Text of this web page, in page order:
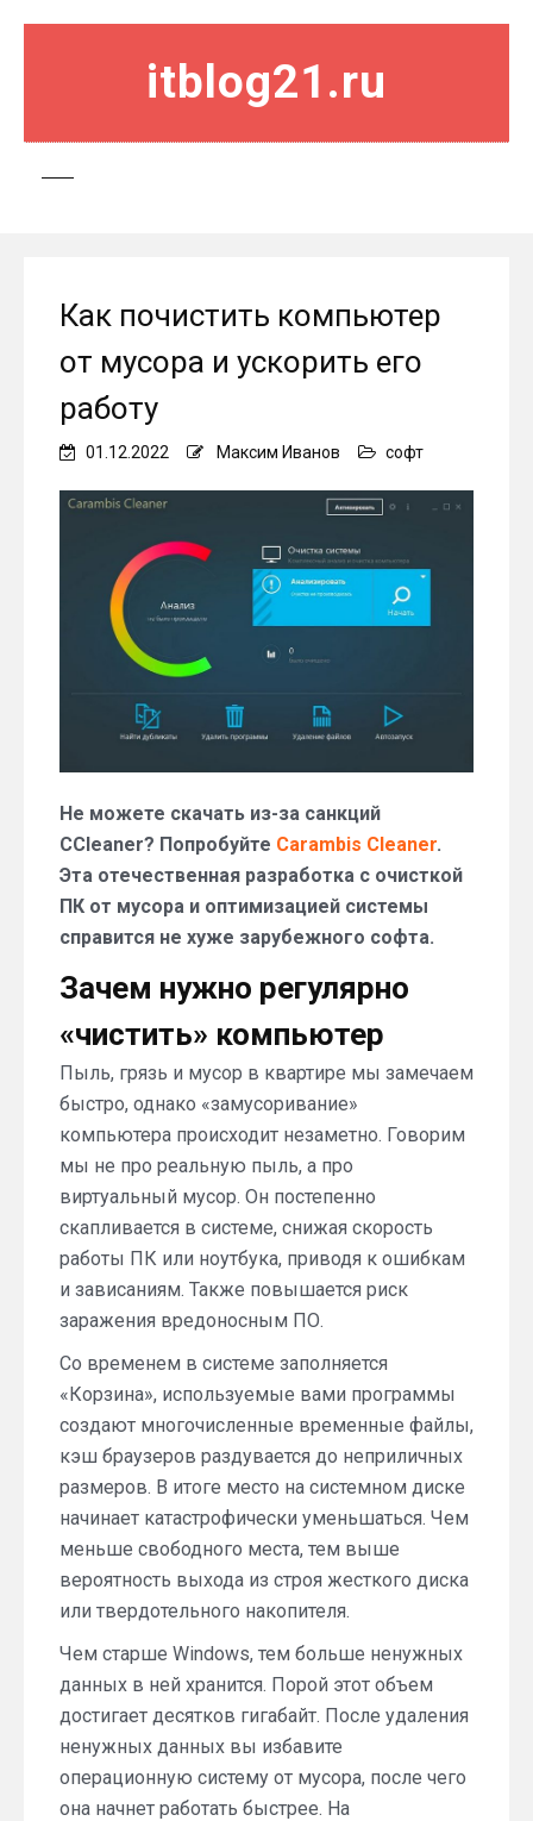
itblog21.ru
Как почистить компьютер
от мусора и ускорить его
работу
01.12.2022 Максим Иванов софт
Не можете скачать из-за санкций
CCleaner? Попробуйте Carambis Cleaner.
Эта отечественная разработка с очисткой
ПК от мусора и оптимизацией системы
справится не хуже зарубежного софта.
Зачем нужно регулярно
«чистить» компьютер
Пыль, грязь и мусор в квартире мы замечаем
быстро, однако «замусоривание»
компьютера происходит незаметно. Говорим
мы не про реальную пыль, а про
виртуальный мусор. Он постепенно
скапливается в системе, снижая скорость
работы ПК или ноутбука, приводя к ошибкам
и зависаниям. Также повышается риск
заражения вредоносным ПО.
Со временем в системе заполняется
«Корзина», используемые вами программы
создают многочисленные временные файлы,
кэш браузеров раздувается до неприличных
размеров. В итоге место на системном диске
начинает катастрофически уменьшаться. Чем
меньше свободного места, тем выше
вероятность выхода из строя жесткого диска
или твердотельного накопителя.
Чем старше Windows, тем больше ненужных
данных в ней хранится. Порой этот объем
достигает десятков гигабайт. После удаления
ненужных данных вы избавите
операционную систему от мусора, после чего
она начнет работать быстрее. На